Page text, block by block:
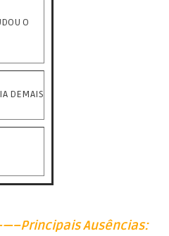
O
DEMAIS
Ausências: